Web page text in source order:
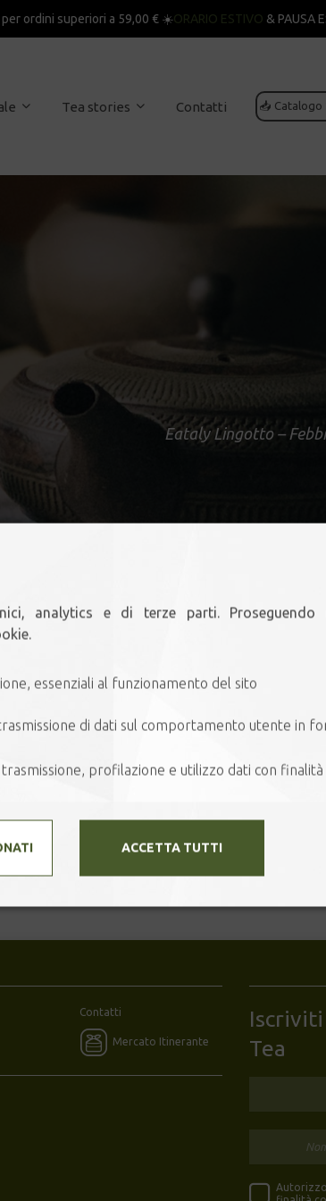
ordini superiori a 59,00 € ☀️ORARIO ESTIVO & PAUSA
📥 Catalogo
Tea stories Contatti
Eataly Lingotto –
scoprirne la botanica e le diverse tipologie
di come il tè sia arrivato in Europa, cosa
come dote, il tè come rimedio.
pratica, con indicazioni su come infonderlo
Lab Tea è stato possibile individuare le
di alcuni ingredienti naturali che vi
è stata la scoperta di quanto il profumo
Vi aspetto a uno dei miei laboratori!
Contatti
Mercato Itinerante
Tea
analytics e di terze parti. Proseguendo
essenziali al funzionamento del sito
di dati sul comportamento utente in
profilazione e utilizzo dati con finalità
ACCETTA TUTTI